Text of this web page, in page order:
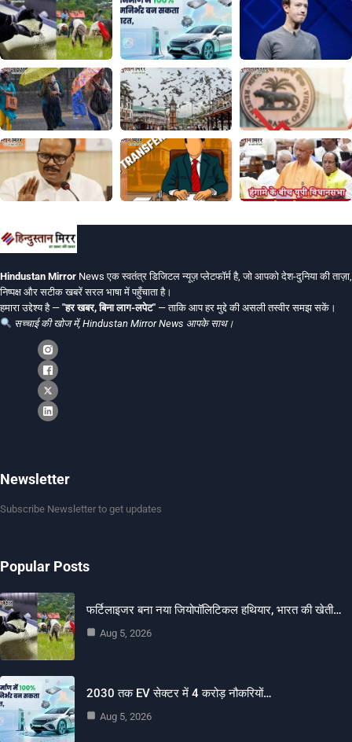
Hindustan Mirror News एक स्वतंत्र डिजिटल न्यूज़ प्लेटफॉर्म है, जो आपको देश-दुनिया की ताज़ा,
निष्पक्ष और सटीक खबरें सरल भाषा में पहुँचाता है।
हमारा उद्देश्य है — "हर खबर, बिना लाग-लपेट" — ताकि आप हर मुद्दे की असली तस्वीर समझ सकें।
सच्चाई की खोज में, Hindustan Mirror News आपके साथ।
Newsletter
Subscribe Newsletter to get updates
Popular Posts
फर्टिलाइजर बना नया जियोपॉलिटिकल हथियार, भारत की खेती…
Aug 5, 2026
2030 तक EV सेक्टर में 4 करोड़ नौकरियों…
Aug 5, 2026